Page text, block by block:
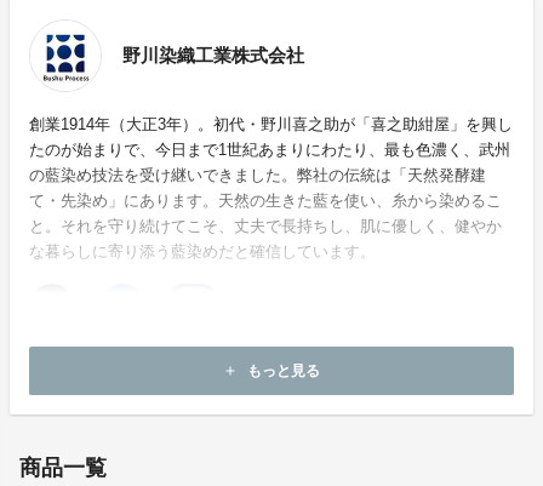
野川染織工業株式会社
創業1914年（大正3年）。初代・野川喜之助が「喜之助紺屋」を興し
たのが始まりで、今日まで1世紀あまりにわたり、最も色濃く、武州
の藍染め技法を受け継いできました。弊社の伝統は「天然発酵建
て・先染め」にあります。天然の生きた藍を使い、糸から染めるこ
と。それを守り続けてこそ、丈夫で長持ちし、肌に優しく、健やか
な暮らしに寄り添う藍染めだと確信しています。
add もっと見る
商品一覧